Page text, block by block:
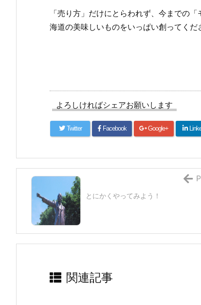
「売り方」だけにとらわれず、今までの
海道の美味しいものをいっぱい創ってくだ
よろしければシェアお願いします
Twitter Facebook Google+
とにかくやってみよう！
関連記事